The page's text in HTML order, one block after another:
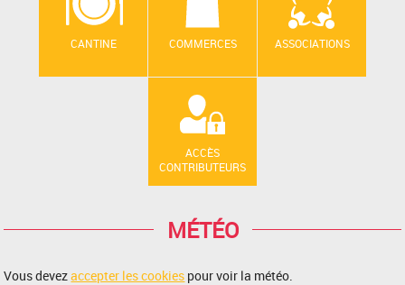
CANTINE COMMERCES ASSOCIATIONS
ACCÈS
CONTRIBUTEURS
MÉTÉO
Vous devezaccepter les cookies pour voir la météo.